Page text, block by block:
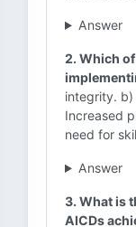
Answer
2. Which
integrity. b)
Increased
need for
Answer
3. What is
AICDs